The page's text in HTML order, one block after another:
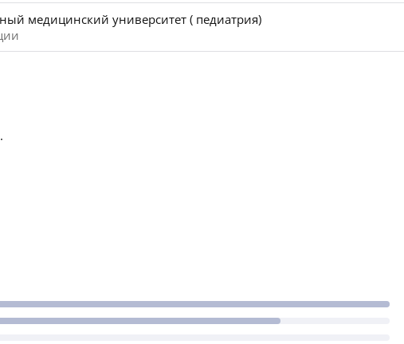
медицинский университет ( педиатрия)